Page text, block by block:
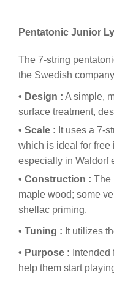
Pentatonic Junior
The 7-string
the Swedish
• Design : A simple,
surface treatment,
• Scale : It uses a 7-
which is ideal for free
especially in Waldorf
• Construction : The
maple wood; some
shellac priming.
• Tuning : It utilizes
• Purpose :
help them start